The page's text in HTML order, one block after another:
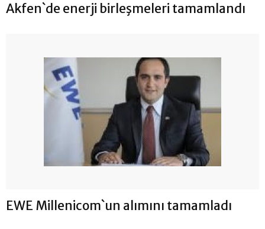
Akfen`de enerji birleşmeleri tamamlandı
EWE Millenicom`un alımını tamamladı